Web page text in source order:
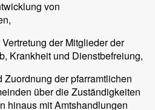
von
der Mitglieder der
Krankheit und Dienstbefreiung,
der pfarramtlichen
über die Zuständigkeiten
hinaus mit Amtshandlungen